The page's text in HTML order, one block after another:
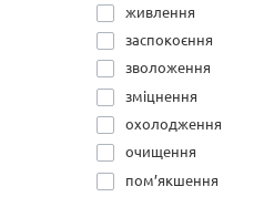
живлення
заспокоєння
зволоження
зміцнення
охолодження
очищення
пом’якшення